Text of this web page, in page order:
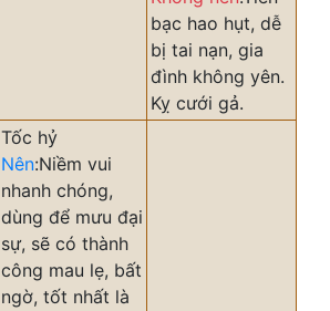
bạc hao hụt, dễ
bị tai nạn, gia
đình không yên.
Kỵ cưới gả.
Tốc hỷ
Nên:Niềm vui
nhanh chóng,
dùng để mưu đại
sự, sẽ có thành
công mau lẹ, bất
ngờ, tốt nhất là